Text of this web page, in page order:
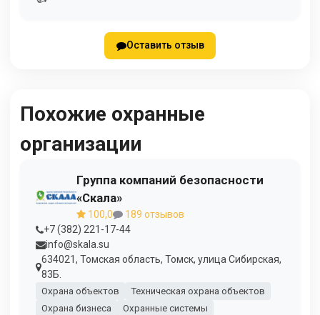
Оставить отзыв
Похожие охранные
организации
Группа компаний безопасности
«Скала»
100,0
189 отзывов
+7 (382) 221-17-44
info@skala.su
634021, Томская область, Томск, улица Сибирская,
83Б.
Охрана объектов
Техническая охрана объектов
Охрана бизнеса
Охранные системы